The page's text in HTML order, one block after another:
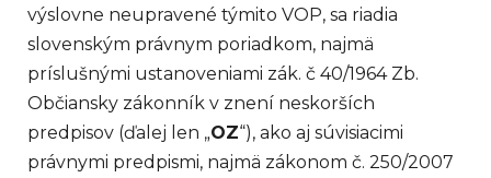
výslovne neupravené týmito VOP, sa riadia
slovenským právnym poriadkom, najmä
príslušnými ustanoveniami zák. č 40/1964 Zb.
Občiansky zákonník v znení neskorších
predpisov (ďalej len „OZ“), ako aj súvisiacimi
právnymi predpismi, najmä zákonom č. 250/2007